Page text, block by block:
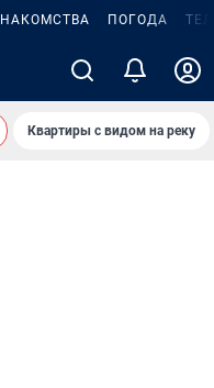
ПОГОДА
Квартиры с видом на реку